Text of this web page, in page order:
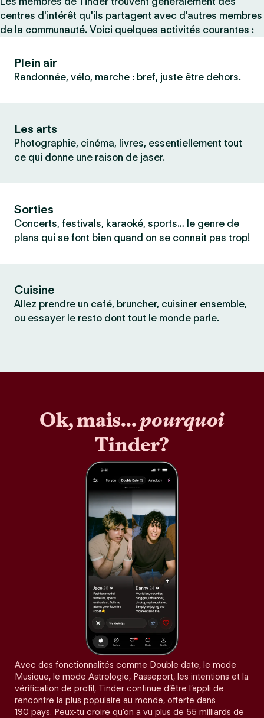
centres d'intérêt qu'ils partagent avec d'autres membres
de la communauté. Voici quelques activités courantes :
Plein air
Randonnée, vélo, marche : bref, juste être dehors.
Les arts
Photographie, cinéma, livres, essentiellement tout
ce qui donne une raison de jaser.
Sorties
Concerts, festivals, karaoké, sports… le genre de
plans qui se font bien quand on se connait pas trop!
Cuisine
Allez prendre un café, bruncher, cuisiner ensemble,
ou essayer le resto dont tout le monde parle.
Ok, mais...pourquoi
Tinder?
Avec des fonctionnalités comme Double date, le mode
Musique, le mode Astrologie, Passeport, les intentions et la
vérification de profil, Tinder continue d’être l’appli de
rencontre la plus populaire au monde, offerte dans
190 pays. Peux-tu croire qu'on a vu plus de 55 milliards de